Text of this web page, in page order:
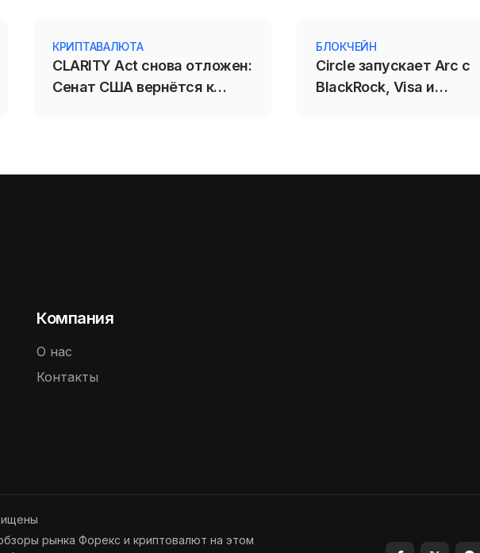
КРИПТАВАЛЮТА
CLARITY Act снова отложен:
Сенат США вернётся к
БЛОКЧЕЙН
Circle запускает Arc с
BlackRock, Visa и
Компания
О нас
Контакты
рынка Форекс и криптовалют на этом